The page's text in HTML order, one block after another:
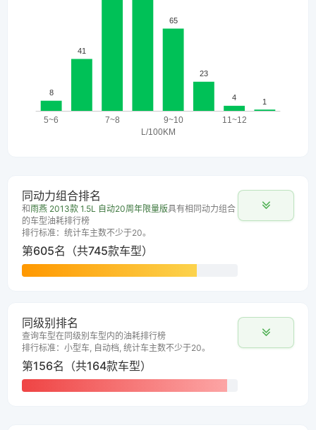
同动力组合排名
和雨燕 2013款 1.5L 自动20周年限量版具有相同动力组合
的车型油耗排行榜
排行标准：统计车主数不少于20。
第605名（共745款车型）
同级别排名
查询车型在同级别车型内的油耗排行榜
排行标准：小型车, 自动档, 统计车主数不少于20。
第156名（共164款车型）